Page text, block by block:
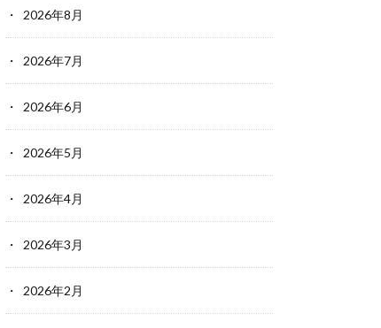
2026年8月
2026年7月
2026年6月
2026年5月
2026年4月
2026年3月
2026年2月